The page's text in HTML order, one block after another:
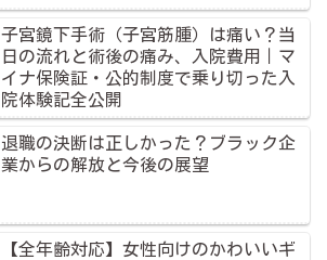
子宮鏡下手術（子宮筋腫）は痛い？当
日の流れと術後の痛み、入院費用｜マ
イナ保険証・公的制度で乗り切った入
院体験記全公開
退職の決断は正しかった？ブラック企
業からの解放と今後の展望
【全年齢対応】女性向けのかわいいギ